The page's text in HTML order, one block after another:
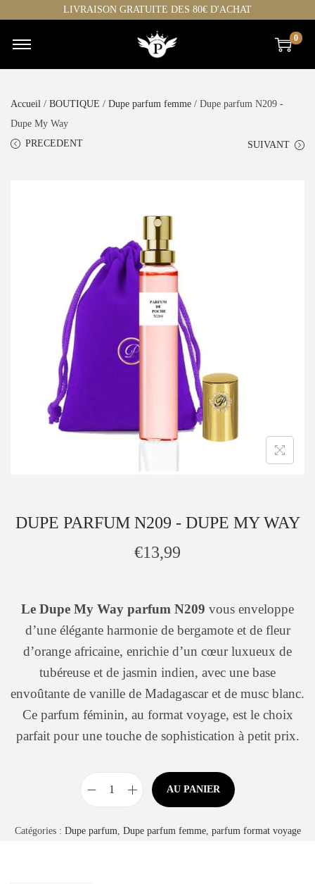
LIVRAISON GRATUITE DES 80€ D'ACHAT
0
Accueil / BOUTIQUE / Dupe parfum femme / Dupe parfum N209 -
Dupe My Way
PRECEDENT
SUIVANT
DUPE PARFUM N209 - DUPE MY WAY
€13,99
Le Dupe My Way parfum N209 vous enveloppe
d’une élégante harmonie de bergamote et de fleur
d’orange africaine, enrichie d’un cœur luxueux de
tubéreuse et de jasmin indien, avec une base
envoûtante de vanille de Madagascar et de musc blanc.
Ce parfum féminin, au format voyage, est le choix
parfait pour une touche de sophistication à petit prix.
AU PANIER
Catégories : Dupe parfum, Dupe parfum femme, parfum format voyage